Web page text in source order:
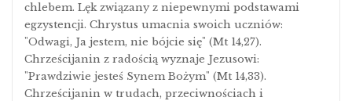
chlebem. Lęk związany z niepewnymi podstawami
egzystencji. Chrystus umacnia swoich uczniów:
"Odwagi, Ja jestem, nie bójcie się" (Mt 14,27).
Chrześcijanin z radością wyznaje Jezusowi:
"Prawdziwie jesteś Synem Bożym" (Mt 14,33).
Chrześcijanin w trudach, przeciwnościach i